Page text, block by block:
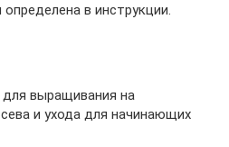
в инструкции.
выращивания на
и ухода для начинающих